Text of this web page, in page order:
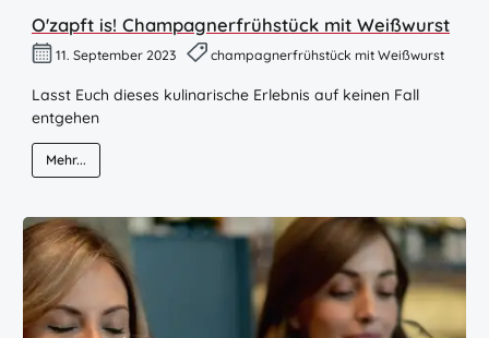
O'zapft is! Champagnerfrühstück mit Weißwurst
11. September 2023 champagnerfrühstück mit Weißwurst
Lasst Euch dieses kulinarische Erlebnis auf keinen Fall
entgehen
Mehr...